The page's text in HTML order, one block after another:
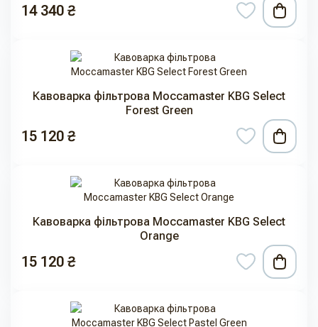
14 340 ₴
Кавоварка фільтрова Moccamaster KBG Select
Forest Green
15 120 ₴
Кавоварка фільтрова Moccamaster KBG Select
Orange
15 120 ₴